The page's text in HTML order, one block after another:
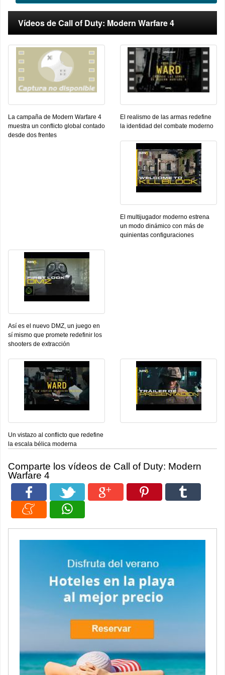
Vídeos de Call of Duty: Modern Warfare 4
La campaña de Modern Warfare 4
muestra un conflicto global contado
desde dos frentes
El realismo de las armas redefine
la identidad del combate moderno
El multijugador moderno estrena
un modo dinámico con más de
quinientas configuraciones
Así es el nuevo DMZ, un juego en
sí mismo que promete redefinir los
shooters de extracción
Un vistazo al conflicto que redefine
la escala bélica moderna
Comparte los vídeos de Call of Duty: Modern
Warfare 4